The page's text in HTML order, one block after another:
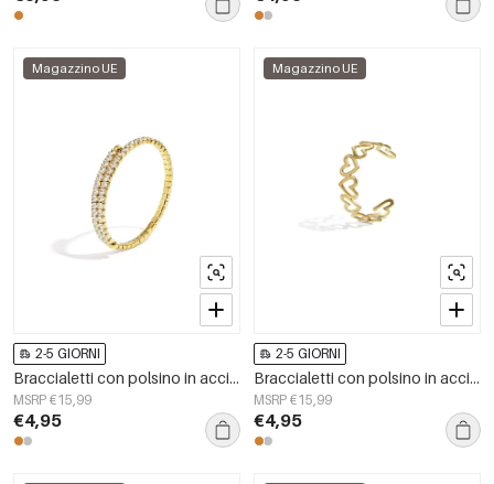
Magazzino UE
2-5 GIORNI
Braccialetti con polsino in acciaio inossidabile, serie casual e semplice, gioielli da donna
MSRP €15,99
€4,95
Magazzino UE
2-5 GIORNI
Braccialetti con polsino in acciaio inossidabile, serie casual e semplice, gioielli da donna
MSRP €15,99
€4,95